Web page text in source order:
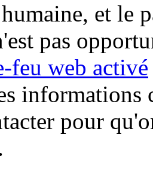
et le
pas
feu web activé
informations
pour